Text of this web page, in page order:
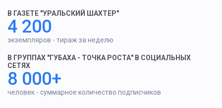
В ГАЗЕТЕ "УРАЛЬСКИЙ ШАХТЕР"
4 200
экземпляров - тираж за неделю
В ГРУППАХ "ГУБАХА - ТОЧКА РОСТА" В СОЦИАЛЬНЫХ
СЕТЯХ
8 000+
человек - суммарное количество подписчиков